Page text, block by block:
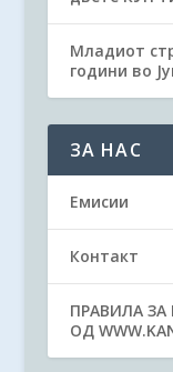
Младиот
години во
ЗА НАС
Емисии
Контакт
ПРАВИЛА
ОД